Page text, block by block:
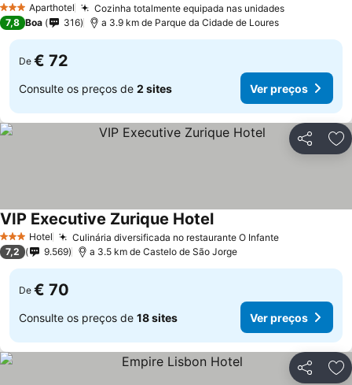
3 EstrelasAparthotel Cozinha totalmente equipada nas unidades
7,8 Boa 316 a 3.9 km de Parque da Cidade de Loures
De € 72
Consulte os preços de 2 sites Ver preços
Partilhar
3 EstrelasHotel Culinária diversificada no restaurante O Infante
VIP Executive Zurique Hotel
7,2 9.569 a 3.5 km de Castelo de São Jorge
De € 70
Consulte os preços de 18 sites Ver preços
Partilhar